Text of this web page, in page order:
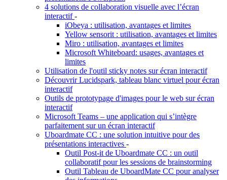
4 solutions de collaboration visuelle avec l’écran
interactif-
iObeya : utilisation, avantages et limites
Yellow sensorit : utilisation, avantages et limites
Miro : utilisation, avantages et limites
Microsoft Whiteboard: usages, avantages et
limites
Utilisation de l'outil sticky notes sur écran interactif
Découvrir Lucidspark, tableau blanc virtuel pour écran
interactif
Outils de prototypage d'images pour le web sur écran
interactif
Microsoft Teams – une application qui s’intègre
parfaitement sur un écran interactif
Uboardmate CC : une solution intuitive pour des
présentations interactives -
Outil Post-it de Uboardmate CC : un outil
collaboratif pour les sessions de brainstorming
Outil Tableau de UboardMate CC pour analyser